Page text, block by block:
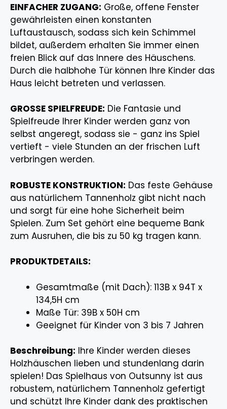
EINFACHER ZUGANG: Große, offene Fenster
gewährleisten einen konstanten
Luftaustausch, sodass sich kein Schimmel
bildet, außerdem erhalten Sie immer einen
freien Blick auf das Innere des Häuschens.
Durch die halbhohe Tür können Ihre Kinder das
Haus leicht betreten und verlassen.
GROSSE SPIELFREUDE: Die Fantasie und
Spielfreude Ihrer Kinder werden ganz von
selbst angeregt, sodass sie - ganz ins Spiel
vertieft - viele Stunden an der frischen Luft
verbringen werden.
ROBUSTE KONSTRUKTION: Das feste Gehäuse
aus natürlichem Tannenholz gibt nicht nach
und sorgt für eine hohe Sicherheit beim
Spielen. Zum Set gehört eine bequeme Bank
zum Ausruhen, die bis zu 50 kg tragen kann.
PRODUKTDETAILS:
Gesamtmaße (mit Dach): 113B x 94T x
134,5H cm
Maße Tür: 39B x 50H cm
Geeignet für Kinder von 3 bis 7 Jahren
Beschreibung: Ihre Kinder werden dieses
Holzhäuschen lieben und stundenlang darin
spielen! Das Spielhaus von Outsunny ist aus
robustem, natürlichem Tannenholz gefertigt
und schützt Ihre Kinder dank des praktischen